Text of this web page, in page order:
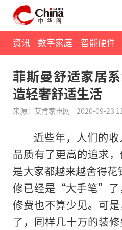
资讯 数字家庭 智能硬件
菲斯曼舒适家居
造轻奢舒适生活
来源：艾肯家电网 2020-09-23
近些年，人们的
品质有了更高的追求
是大家都越来越舍得
修已经是“大手笔”了
修费也不算少见。可
了，同样几十万的装